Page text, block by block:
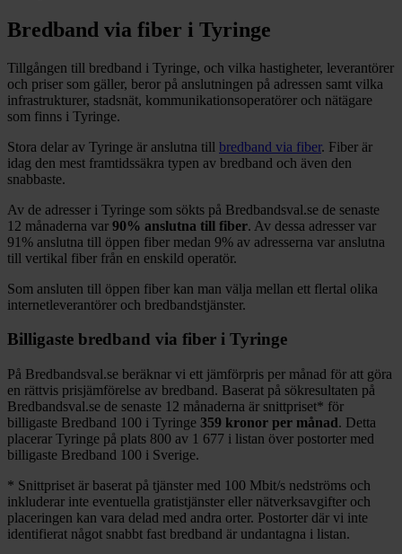
Bredband via fiber i Tyringe
Tillgången till bredband i Tyringe, och vilka hastigheter, leverantörer
och priser som gäller, beror på anslutningen på adressen samt vilka
infrastrukturer, stadsnät, kommunikationsoperatörer och nätägare
som finns i Tyringe.
Stora delar av Tyringe är anslutna till bredband via fiber. Fiber är
idag den mest framtidssäkra typen av bredband och även den
snabbaste.
Av de adresser i Tyringe som sökts på Bredbandsval.se de senaste
12 månaderna var 90% anslutna till fiber. Av dessa adresser var
91% anslutna till öppen fiber medan 9% av adresserna var anslutna
till vertikal fiber från en enskild operatör.
Som ansluten till öppen fiber kan man välja mellan ett flertal olika
internetleverantörer och bredbandstjänster.
Billigaste bredband via fiber i Tyringe
På Bredbandsval.se beräknar vi ett jämförpris per månad för att göra
en rättvis prisjämförelse av bredband. Baserat på sökresultaten på
Bredbandsval.se de senaste 12 månaderna är snittpriset* för
billigaste Bredband 100 i Tyringe 359 kronor per månad. Detta
placerar Tyringe på plats 800 av 1 677 i listan över postorter med
billigaste Bredband 100 i Sverige.
* Snittpriset är baserat på tjänster med 100 Mbit/s nedströms och
inkluderar inte eventuella gratistjänster eller nätverksavgifter och
placeringen kan vara delad med andra orter. Postorter där vi inte
identifierat något snabbt fast bredband är undantagna i listan.